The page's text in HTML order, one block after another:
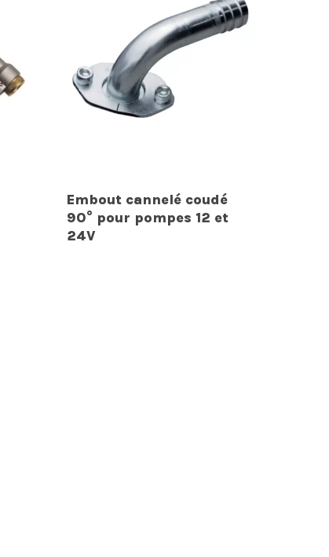
Embout cannelé coudé
90° pour pompes 12 et
24V